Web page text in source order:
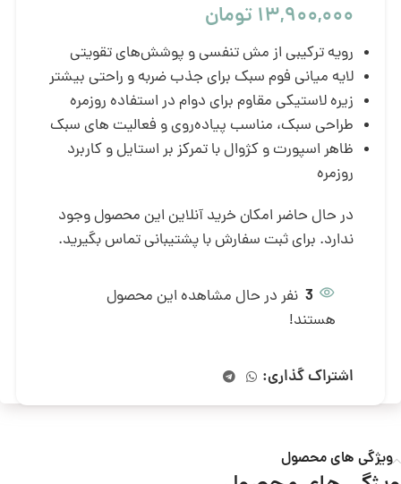
۱۳,۹۰۰,۰۰۰ تومان
رویه ترکیبی از مش تنفسی و پوشش‌های تقویتی
لایه میانی فوم سبک برای جذب ضربه و راحتی بیشتر
زیره لاستیکی مقاوم برای دوام در استفاده روزمره
طراحی سبک، مناسب پیاده‌روی و فعالیت های سبک
ظاهر اسپورت و کژوال با تمرکز بر استایل و کاربرد
روزمره
در حال حاضر امکان خرید آنلاین این محصول وجود
ندارد. برای ثبت سفارش با پشتیبانی تماس بگیرید.
3 نفر در حال مشاهده این محصول
هستند!
اشتراک گذاری:
ویژگی های محصول